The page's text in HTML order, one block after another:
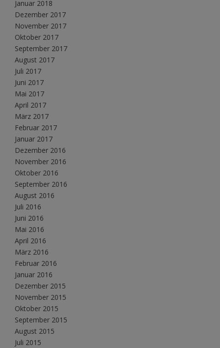
Januar 2018
Dezember 2017
November 2017
Oktober 2017
September 2017
August 2017
Juli 2017
Juni 2017
Mai 2017
April 2017
März 2017
Februar 2017
Januar 2017
Dezember 2016
November 2016
Oktober 2016
September 2016
August 2016
Juli 2016
Juni 2016
Mai 2016
April 2016
März 2016
Februar 2016
Januar 2016
Dezember 2015
November 2015
Oktober 2015
September 2015
August 2015
Juli 2015